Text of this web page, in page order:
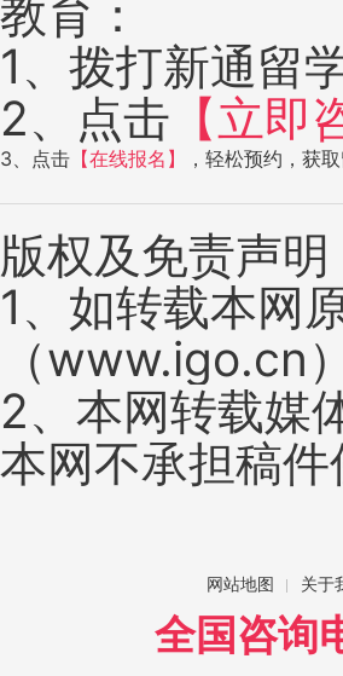
教育：
1、拨打新通留
2、点击 【立即
3、点击 【在线报名】 ，轻松预约，获
版权及免责声明
1、如转载本网
（www.igo.cn
2、本网转载媒
本网不承担稿
网站地图 关于
全国咨